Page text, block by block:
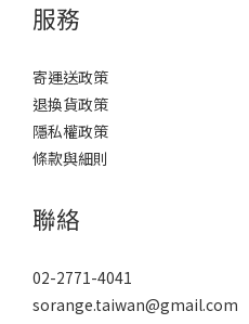
服務
寄運送政策
退換貨政策
隱私權政策
條款與細則
聯絡
02-2771-4041
sorange.taiwan@gmail.com